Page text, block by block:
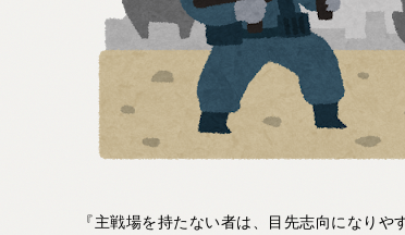
『主戦場を持たない者は、目先志向になりや